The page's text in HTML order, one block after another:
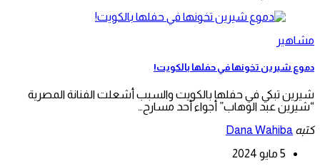
مشاهير
دموع شيرين تخونها في حفلها بالكويت!
شيرين تبكي في حفلها بالكويت والسبب أشعلت الفنانة المصرية
“شيرين عبد الوهاب” أجواء أحد مسارح…
كتبه Dana Wahiba
5 مايو 2024